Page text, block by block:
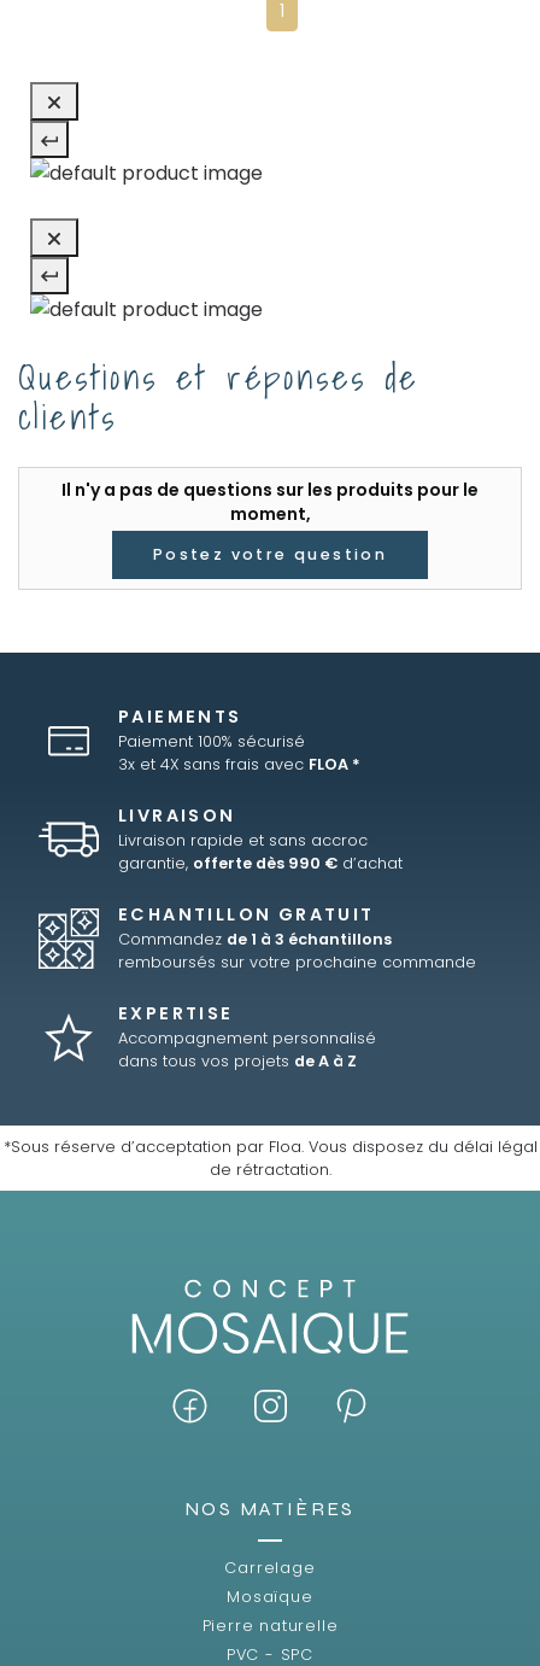
1
Questions et réponses de
clients
Il n'y a pas de questions sur les produits pour le
moment,
Postez votre question
PAIEMENTS
Paiement 100% sécurisé
3x et 4X sans frais avec FLOA *
LIVRAISON
Livraison rapide et sans accroc
garantie, offerte dès 990 € d’achat
ECHANTILLON GRATUIT
Commandez de 1 à 3 échantillons
remboursés sur votre prochaine commande
EXPERTISE
Accompagnement personnalisé
dans tous vos projets de A à Z
*Sous réserve d’acceptation par Floa. Vous disposez du délai légal
de rétractation.
NOS MATIÈRES
Carrelage
Mosaïque
Pierre naturelle
PVC - SPC